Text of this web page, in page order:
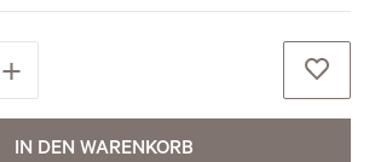
IN DEN WARENKORB